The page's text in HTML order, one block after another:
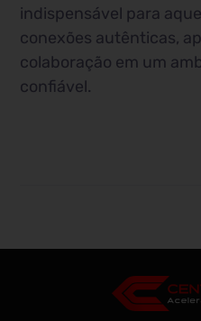
indispensável para
conexões autênticas,
colaboração em um
confiável.